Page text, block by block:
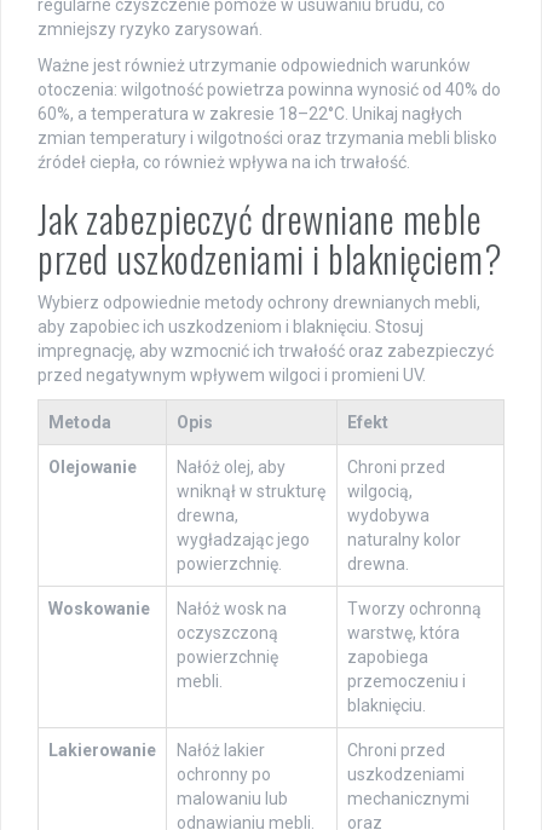
regularne czyszczenie pomoże w usuwaniu brudu, co
zmniejszy ryzyko zarysowań.
Ważne jest również utrzymanie odpowiednich warunków
otoczenia: wilgotność powietrza powinna wynosić od 40% do
60%, a temperatura w zakresie 18–22°C. Unikaj nagłych
zmian temperatury i wilgotności oraz trzymania mebli blisko
źródeł ciepła, co również wpływa na ich trwałość.
Jak zabezpieczyć drewniane meble
przed uszkodzeniami i blaknięciem?
Wybierz odpowiednie metody ochrony drewnianych mebli,
aby zapobiec ich uszkodzeniom i blaknięciu. Stosuj
impregnację, aby wzmocnić ich trwałość oraz zabezpieczyć
przed negatywnym wpływem wilgoci i promieni UV.
Metoda Opis Efekt
Olejowanie
Nałóż olej, aby
wniknął w strukturę
drewna,
wygładzając jego
powierzchnię.
Chroni przed
wilgocią,
wydobywa
naturalny kolor
drewna.
Woskowanie
Nałóż wosk na
oczyszczoną
powierzchnię
mebli.
Tworzy ochronną
warstwę, która
zapobiega
przemoczeniu i
blaknięciu.
Lakierowanie
Nałóż lakier
ochronny po
malowaniu lub
odnawianiu mebli.
Chroni przed
uszkodzeniami
mechanicznymi
oraz